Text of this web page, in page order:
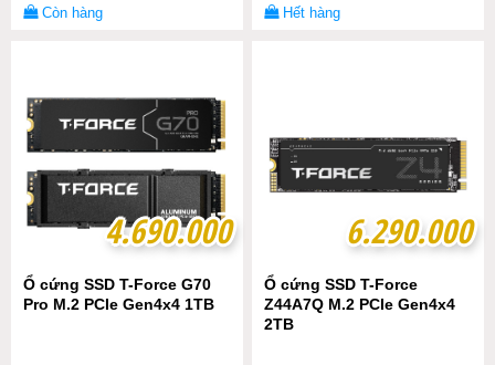
Còn hàng Hết hàng
4.690.000
4.690.000
Ổ cứng SSD T-Force G70
Pro M.2 PCIe Gen4x4 1TB
6.290.000
6.290.000
Ổ cứng SSD T-Force
Z44A7Q M.2 PCIe Gen4x4
2TB